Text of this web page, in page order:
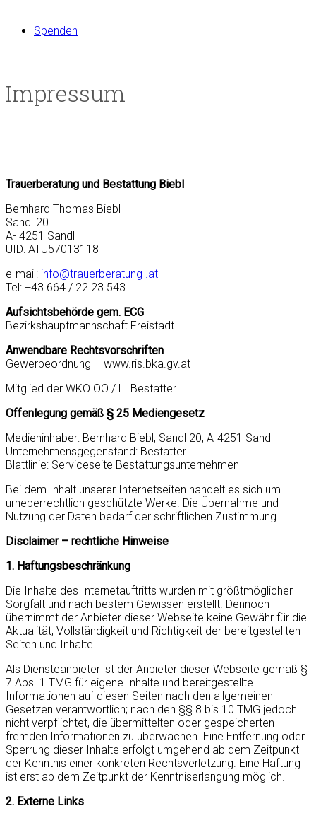
Spenden
Impressum
Trauerberatung und Bestattung Biebl
Bernhard Thomas Biebl
Sandl 20
A- 4251 Sandl
UID: ATU57013118
e-mail: info@trauerberatung .at
Tel: +43 664 / 22 23 543
Aufsichtsbehörde gem. ECG
Bezirkshauptmannschaft Freistadt
Anwendbare Rechtsvorschriften
Gewerbeordnung – www.ris.bka.gv.at
Mitglied der WKO OÖ / LI Bestatter
Offenlegung gemäß § 25 Mediengesetz
Medieninhaber: Bernhard Biebl, Sandl 20, A-4251 Sandl
Unternehmensgegenstand: Bestatter
Blattlinie: Serviceseite Bestattungsunternehmen
Bei dem Inhalt unserer Internetseiten handelt es sich um
urheberrechtlich geschützte Werke. Die Übernahme und
Nutzung der Daten bedarf der schriftlichen Zustimmung.
Disclaimer – rechtliche Hinweise
1. Haftungsbeschränkung
Die Inhalte des Internetauftritts wurden mit größtmöglicher
Sorgfalt und nach bestem Gewissen erstellt. Dennoch
übernimmt der Anbieter dieser Webseite keine Gewähr für die
Aktualität, Vollständigkeit und Richtigkeit der bereitgestellten
Seiten und Inhalte.
Als Diensteanbieter ist der Anbieter dieser Webseite gemäß §
7 Abs. 1 TMG für eigene Inhalte und bereitgestellte
Informationen auf diesen Seiten nach den allgemeinen
Gesetzen verantwortlich; nach den §§ 8 bis 10 TMG jedoch
nicht verpflichtet, die übermittelten oder gespeicherten
fremden Informationen zu überwachen. Eine Entfernung oder
Sperrung dieser Inhalte erfolgt umgehend ab dem Zeitpunkt
der Kenntnis einer konkreten Rechtsverletzung. Eine Haftung
ist erst ab dem Zeitpunkt der Kenntniserlangung möglich.
2. Externe Links